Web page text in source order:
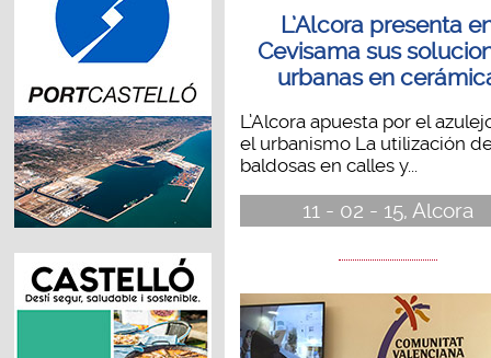
L’Alcora presenta
Cevisama sus
urbanas en
L’Alcora apuesta por el
el urbanismo La utilización
baldosas en calles y...
11 - 02 - 15, Alcora